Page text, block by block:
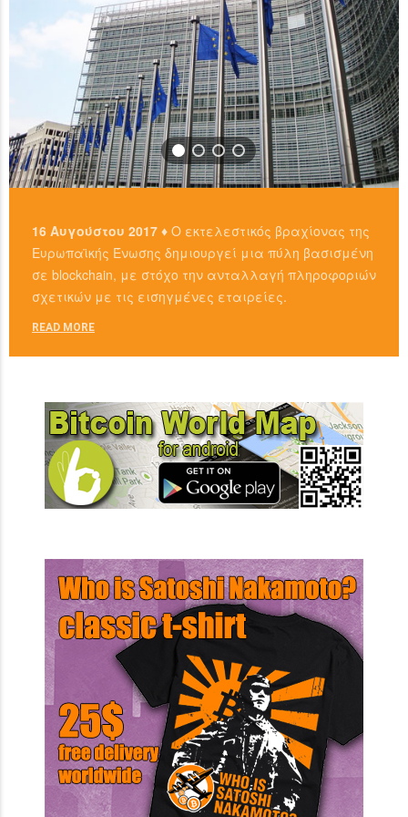
16 Αυγούστου 2017 ♦ Ο εκτελεστικός βραχίονας της
Ευρωπαϊκής Ένωσης δημιουργεί μια πύλη βασισμένη
σε blockchain, με στόχο την ανταλλαγή πληροφοριών
σχετικών με τις εισηγμένες εταιρείες.
READ MORE